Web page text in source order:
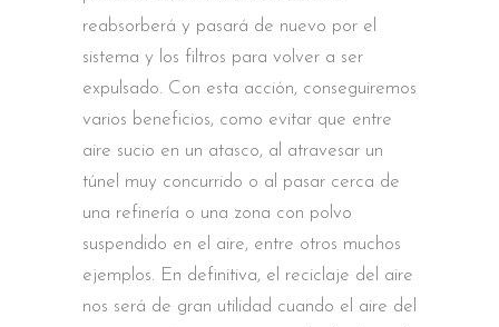
reabsorberá y pasará de nuevo por el
sistema y los filtros para volver a ser
expulsado. Con esta acción, conseguiremos
varios beneficios, como evitar que entre
aire sucio en un atasco, al atravesar un
túnel muy concurrido o al pasar cerca de
una refinería o una zona con polvo
suspendido en el aire, entre otros muchos
ejemplos. En definitiva, el reciclaje del aire
nos será de gran utilidad cuando el aire del